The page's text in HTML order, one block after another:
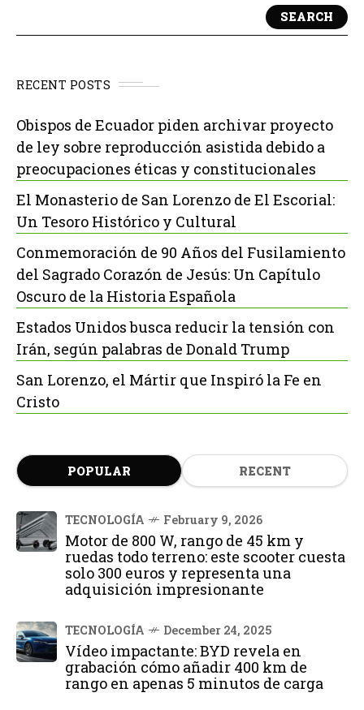
SEARCH
RECENT POSTS
Obispos de Ecuador piden archivar proyecto
de ley sobre reproducción asistida debido a
preocupaciones éticas y constitucionales
El Monasterio de San Lorenzo de El Escorial:
Un Tesoro Histórico y Cultural
Conmemoración de 90 Años del Fusilamiento
del Sagrado Corazón de Jesús: Un Capítulo
Oscuro de la Historia Española
Estados Unidos busca reducir la tensión con
Irán, según palabras de Donald Trump
San Lorenzo, el Mártir que Inspiró la Fe en
Cristo
POPULAR RECENT
TECNOLOGÍA February 9, 2026
Motor de 800 W, rango de 45 km y
ruedas todo terreno: este scooter cuesta
solo 300 euros y representa una
adquisición impresionante
TECNOLOGÍA December 24, 2025
Vídeo impactante: BYD revela en
grabación cómo añadir 400 km de
rango en apenas 5 minutos de carga